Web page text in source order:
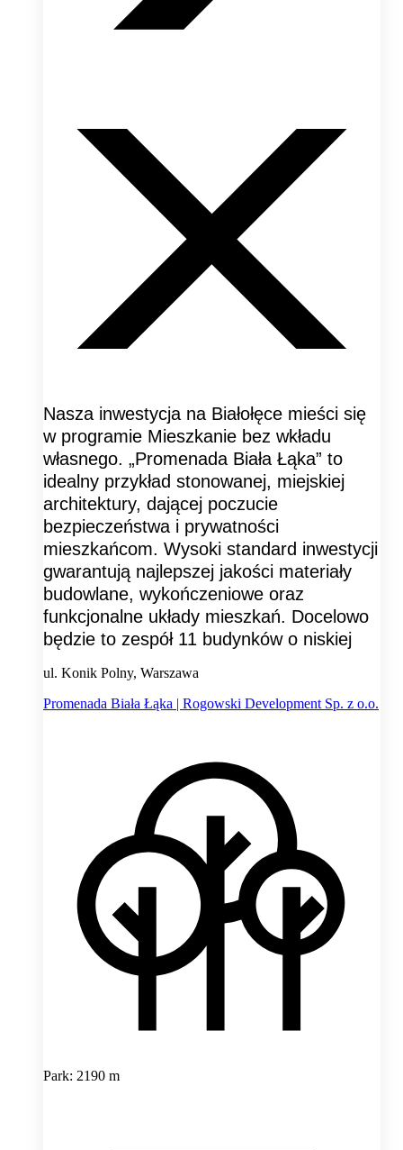
Nasza inwestycja na Białołęce mieści się
w programie Mieszkanie bez wkładu
własnego. „Promenada Biała Łąka” to
idealny przykład stonowanej, miejskiej
architektury, dającej poczucie
bezpieczeństwa i prywatności
mieszkańcom. Wysoki standard inwestycji
gwarantują najlepszej jakości materiały
budowlane, wykończeniowe oraz
funkcjonalne układy mieszkań. Docelowo
będzie to zespół 11 budynków o niskiej
ul. Konik Polny, Warszawa
Promenada Biała Łąka | Rogowski Development Sp. z o.o.
Park: 2190 m